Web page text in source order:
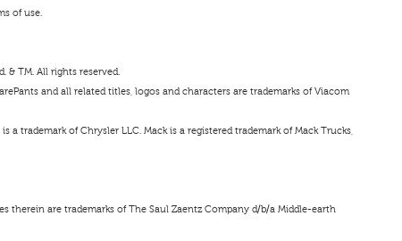
of use.
& TM. All rights reserved.
and all related titles, logos and characters are trademarks of Viacom
trademark of Chrysler LLC. Mack is a registered trademark of Mack Trucks,
therein are trademarks of The Saul Zaentz Company d/b/a Middle-earth